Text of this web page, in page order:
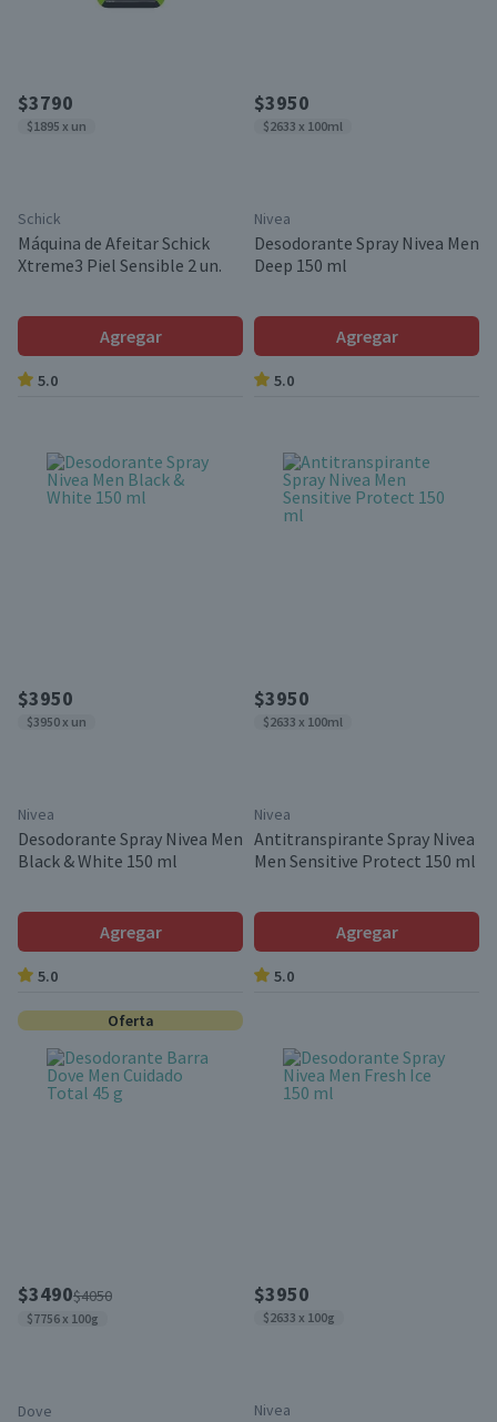
$3790
$1895 x un
Schick
Máquina de Afeitar Schick
Xtreme3 Piel Sensible 2 un.
Agregar
5.0
$3950
$2633 x 100ml
Nivea
Desodorante Spray Nivea Men
Deep 150 ml
Agregar
5.0
$3950
$3950 x un
Nivea
Desodorante Spray Nivea Men
Black & White 150 ml
Agregar
5.0
$3950
$2633 x 100ml
Nivea
Antitranspirante Spray Nivea
Men Sensitive Protect 150 ml
Agregar
5.0
Oferta
$3490$4050
$7756 x 100g
Dove
$3950
$2633 x 100g
Nivea